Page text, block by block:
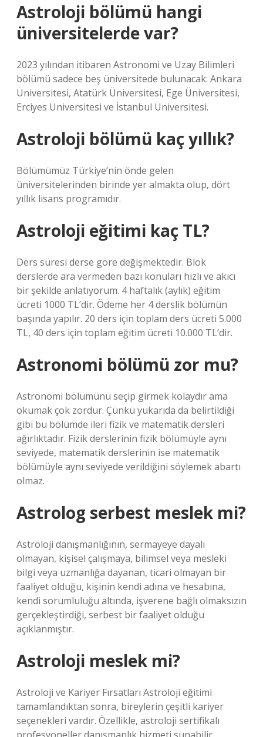
Astroloji bölümü hangi
üniversitelerde var?
2023 yılından itibaren Astronomi ve Uzay Bilimleri
bölümü sadece beş üniversitede bulunacak: Ankara
Üniversitesi, Atatürk Üniversitesi, Ege Üniversitesi,
Erciyes Üniversitesi ve İstanbul Üniversitesi.
Astroloji bölümü kaç yıllık?
Bölümümüz Türkiye’nin önde gelen
üniversitelerinden birinde yer almakta olup, dört
yıllık lisans programıdır.
Astroloji eğitimi kaç TL?
Ders süresi derse göre değişmektedir. Blok
derslerde ara vermeden bazı konuları hızlı ve akıcı
bir şekilde anlatıyorum. 4 haftalık (aylık) eğitim
ücreti 1000 TL’dir. Ödeme her 4 derslik bölümün
başında yapılır. 20 ders için toplam ders ücreti 5.000
TL, 40 ders için toplam eğitim ücreti 10.000 TL’dir.
Astronomi bölümü zor mu?
Astronomi bölümünü seçip girmek kolaydır ama
okumak çok zordur. Çünkü yukarıda da belirtildiği
gibi bu bölümde ileri fizik ve matematik dersleri
ağırlıktadır. Fizik derslerinin fizik bölümüyle aynı
seviyede, matematik derslerinin ise matematik
bölümüyle aynı seviyede verildiğini söylemek abartı
olmaz.
Astrolog serbest meslek mi?
Astroloji danışmanlığının, sermayeye dayalı
olmayan, kişisel çalışmaya, bilimsel veya mesleki
bilgi veya uzmanlığa dayanan, ticari olmayan bir
faaliyet olduğu, kişinin kendi adına ve hesabına,
kendi sorumluluğu altında, işverene bağlı olmaksızın
gerçekleştirdiği, serbest bir faaliyet olduğu
açıklanmıştır.
Astroloji meslek mi?
Astroloji ve Kariyer Fırsatları Astroloji eğitimi
tamamlandıktan sonra, bireylerin çeşitli kariyer
seçenekleri vardır. Özellikle, astroloji sertifikalı